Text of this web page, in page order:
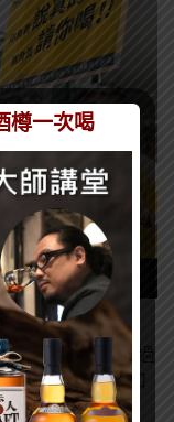
選擇，三得
，過得舒服、過
到位，無論是和
靜放空的時刻，
樽一次喝